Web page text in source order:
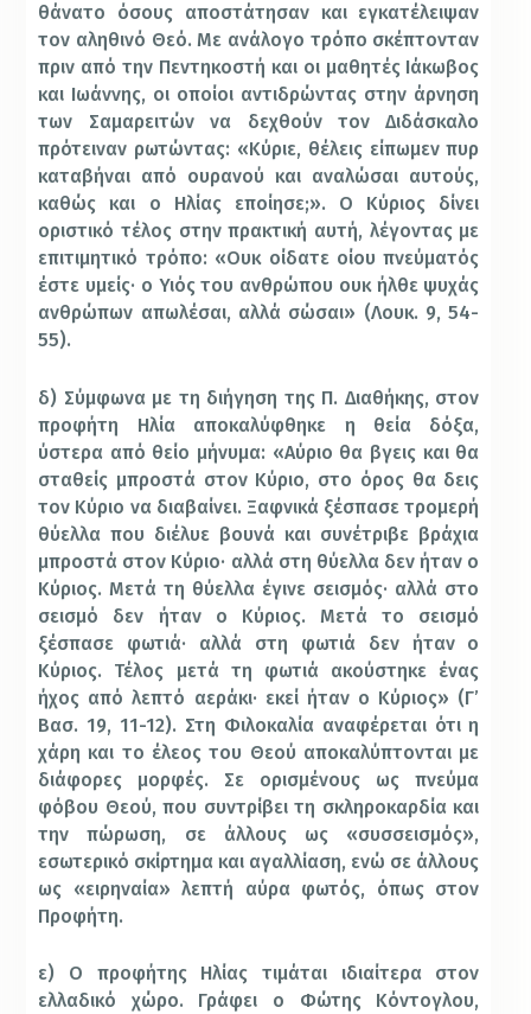
θάνατο όσους αποστάτησαν και εγκατέλειψαν
τον αληθινό Θεό. Με ανάλογο τρόπο σκέπτονταν
πριν από την Πεντηκοστή και οι μαθητές Ιάκωβος
και Ιωάννης, οι οποίοι αντιδρώντας στην άρνηση
των Σαμαρειτών να δεχθούν τον Διδάσκαλο
πρότειναν ρωτώντας: «Κύριε, θέλεις είπωμεν πυρ
καταβήναι από ουρανού και αναλώσαι αυτούς,
καθώς και ο Ηλίας εποίησε;». Ο Κύριος δίνει
οριστικό τέλος στην πρακτική αυτή, λέγοντας με
επιτιμητικό τρόπο: «Ουκ οίδατε οίου πνεύματός
έστε υμείς· ο Υιός του ανθρώπου ουκ ήλθε ψυχάς
ανθρώπων απωλέσαι, αλλά σώσαι» (Λουκ. 9, 54-
55).
δ) Σύμφωνα με τη διήγηση της Π. Διαθήκης, στον
προφήτη Ηλία αποκαλύφθηκε η θεία δόξα,
ύστερα από θείο μήνυμα: «Αύριο θα βγεις και θα
σταθείς μπροστά στον Κύριο, στο όρος θα δεις
τον Κύριο να διαβαίνει. Ξαφνικά ξέσπασε τρομερή
θύελλα που διέλυε βουνά και συνέτριβε βράχια
μπροστά στον Κύριο· αλλά στη θύελλα δεν ήταν ο
Κύριος. Μετά τη θύελλα έγινε σεισμός· αλλά στο
σεισμό δεν ήταν ο Κύριος. Μετά το σεισμό
ξέσπασε φωτιά· αλλά στη φωτιά δεν ήταν ο
Κύριος. Τέλος μετά τη φωτιά ακούστηκε ένας
ήχος από λεπτό αεράκι· εκεί ήταν ο Κύριος» (Γ’
Βασ. 19, 11-12). Στη Φιλοκαλία αναφέρεται ότι η
χάρη και το έλεος του Θεού αποκαλύπτονται με
διάφορες μορφές. Σε ορισμένους ως πνεύμα
φόβου Θεού, που συντρίβει τη σκληροκαρδία και
την πώρωση, σε άλλους ως «συσσεισμός»,
εσωτερικό σκίρτημα και αγαλλίαση, ενώ σε άλλους
ως «ειρηναία» λεπτή αύρα φωτός, όπως στον
Προφήτη.
ε) O προφήτης Hλίας τιμάται ιδιαίτερα στον
ελλαδικό χώρο. Γράφει ο Φώτης Κόντογλου,